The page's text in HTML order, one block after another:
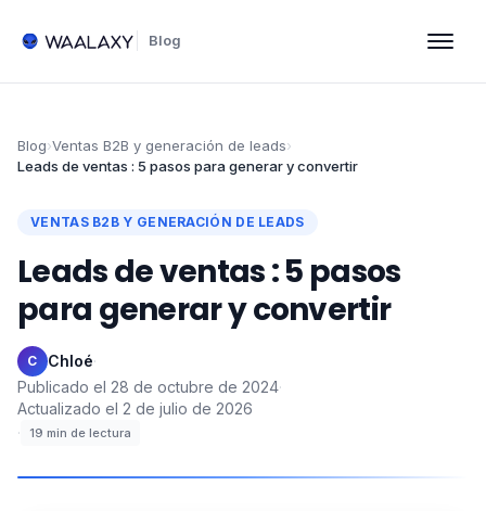
Blog
Blog›Ventas B2B y generación de leads›
Leads de ventas : 5 pasos para generar y convertir
VENTAS B2B Y GENERACIÓN DE LEADS
Leads de ventas : 5 pasos
para generar y convertir
C Chloé·
Publicado el 28 de octubre de 2024·
Actualizado el 2 de julio de 2026
·
19 min de lectura